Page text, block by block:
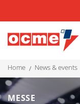
home news & events
MESSE